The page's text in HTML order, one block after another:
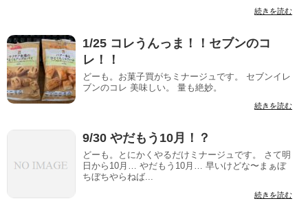
続きを読む
1/25 コレうんっま！！セブンのコ
レ！！
どーも。お菓子買がちミナージュです。 セブンイレ
ブンのコレ 美味しい。 量も絶妙。
続きを読む
9/30 やだもう10月！？
どーも。とにかくやるだけミナージュです。 さて明
日から10月… やだもう10月… 早いけどな〜まぁぼ
ちぼちやらねば...
続きを読む